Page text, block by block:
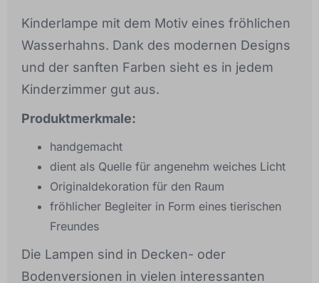
Kinderlampe mit dem Motiv eines fröhlichen
Wasserhahns. Dank des modernen Designs
und der sanften Farben sieht es in jedem
Kinderzimmer gut aus.
Produktmerkmale:
handgemacht
dient als Quelle für angenehm weiches Licht
Originaldekoration für den Raum
fröhlicher Begleiter in Form eines tierischen
Freundes
Die Lampen sind in Decken- oder
Bodenversionen in vielen interessanten